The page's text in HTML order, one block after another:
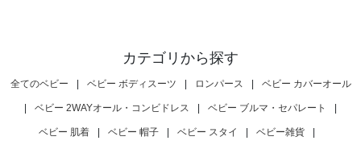
カテゴリから探す
全てのベビー | ベビー ボディスーツ | ロンパース | ベビー カバーオール
| ベビー 2WAYオール・コンビドレス | ベビー ブルマ・セパレート |
ベビー 肌着 | ベビー 帽子 | ベビー スタイ | ベビー雑貨 |